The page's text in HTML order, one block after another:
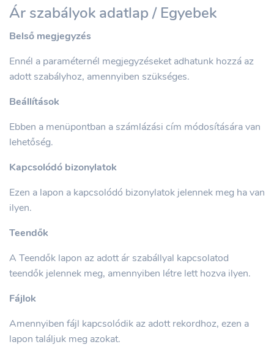
Ár szabályok adatlap / Egyebek
Belső megjegyzés
Ennél a paraméternél megjegyzéseket adhatunk hozzá az
adott szabályhoz, amennyiben szükséges.
Beállítások
Ebben a menüpontban a számlázási cím módosítására van
lehetőség.
Kapcsolódó bizonylatok
Ezen a lapon a kapcsolódó bizonylatok jelennek meg ha van
ilyen.
Teendők
A Teendők lapon az adott ár szabállyal kapcsolatod
teendők jelennek meg, amennyiben létre lett hozva ilyen.
Fájlok
Amennyiben fájl kapcsolódik az adott rekordhoz, ezen a
lapon találjuk meg azokat.